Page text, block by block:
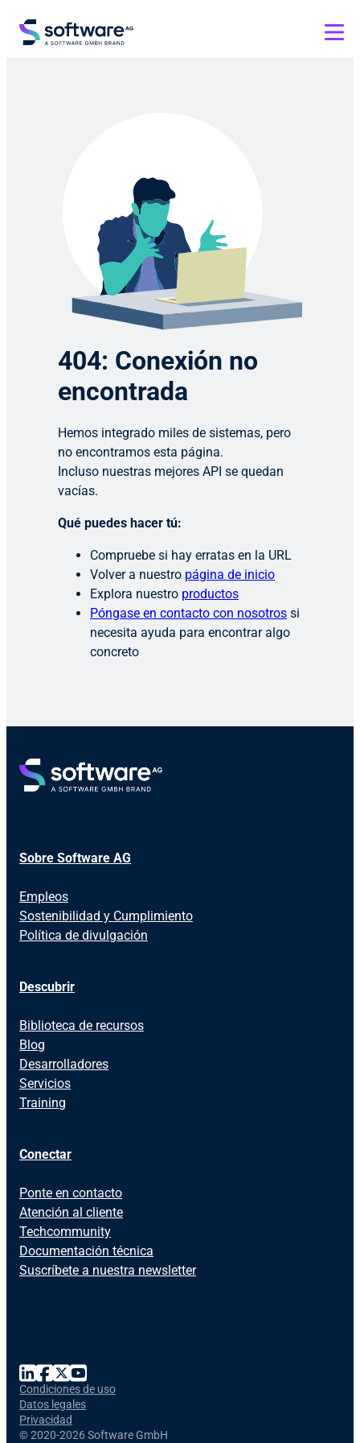
404: Conexión no
encontrada
Hemos integrado miles de sistemas, pero
no encontramos esta página.
Incluso nuestras mejores API se quedan
vacías.
Qué puedes hacer tú:
Compruebe si hay erratas en la URL
Volver a nuestro página de inicio
Explora nuestro productos
Póngase en contacto con nosotros si
necesita ayuda para encontrar algo
concreto
Sobre Software AG
Empleos
Sostenibilidad y Cumplimiento
Política de divulgación
Descubrir
Biblioteca de recursos
Blog
Desarrolladores
Servicios
Training
Conectar
Ponte en contacto
Atención al cliente
Techcommunity
Documentación técnica
Suscríbete a nuestra newsletter
©2020-2026 Software GmbH
Condiciones de uso
Datos legales
Privacidad